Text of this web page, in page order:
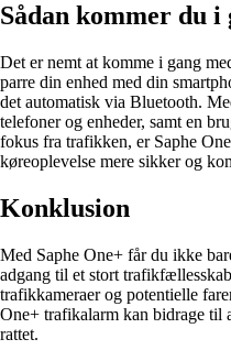
Sådan kommer du i
Det er nemt at komme i gang
parre din enhed med din
det automatisk via Bluetooth.
telefoner og enheder, samt en
fokus fra trafikken, er Saphe
køreoplevelse mere sikker og
Konklusion
Med Saphe One+ får du ikke
adgang til et stort
trafikkameraer og potentielle
One+ trafikalarm kan bidrage til
rattet.